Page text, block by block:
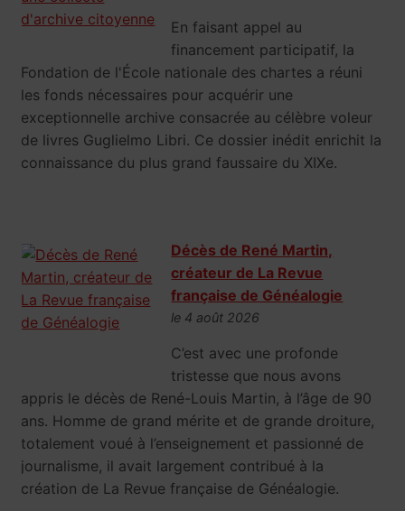
En faisant appel au
financement participatif, la
Fondation de l'École nationale des chartes a réuni
les fonds nécessaires pour acquérir une
exceptionnelle archive consacrée au célèbre voleur
de livres Guglielmo Libri. Ce dossier inédit enrichit la
connaissance du plus grand faussaire du XIXe.
Décès de René Martin,
créateur de La Revue
française de Généalogie
le 4 août 2026
C’est avec une profonde
tristesse que nous avons
appris le décès de René-Louis Martin, à l’âge de 90
ans. Homme de grand mérite et de grande droiture,
totalement voué à l’enseignement et passionné de
journalisme, il avait largement contribué à la
création de La Revue française de Généalogie.